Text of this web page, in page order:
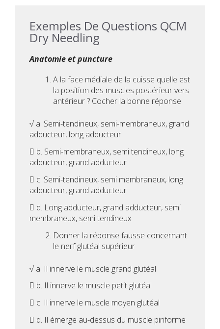
Exemples De Questions QCM
Dry Needling
Anatomie et puncture
A la face médiale de la cuisse quelle est
la position des muscles postérieur vers
antérieur ? Cocher la bonne réponse
√ a. Semi-tendineux, semi-membraneux, grand
adducteur, long adducteur
 b. Semi-membraneux, semi tendineux, long
adducteur, grand adducteur
 c. Semi-tendineux, semi membraneux, long
adducteur, grand adducteur
 d. Long adducteur, grand adducteur, semi
membraneux, semi tendineux
Donner la réponse fausse concernant
le nerf glutéal supérieur
√ a. Il innerve le muscle grand glutéal
 b. Il innerve le muscle petit glutéal
 c. Il innerve le muscle moyen glutéal
 d. Il émerge au-dessus du muscle piriforme